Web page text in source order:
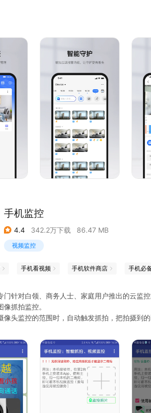
看小孩、看老人、看宠物，随时了解看护情况；
互动】清晰流畅的通话，相隔万里也能边看边讲
解动态】自带多种报警类型，还可自定义添加
看】支持TF卡或云端录像存储，随时随地记录
手机监控
4.4 342.2万下载 86.47 MB
视频监控
手机看视频 手机软件商店 手机必
门针对白领、商务人士、家庭用户推出的云监
抓拍监控。
像头监控的范围时，自动触发抓拍，把拍摄到
家、看办公室、看商铺、看档口，随时随地看